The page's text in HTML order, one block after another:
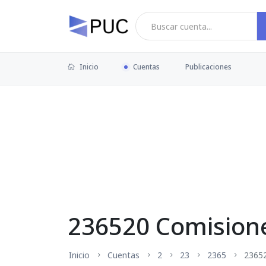
Inicio Cuentas Publicaciones
236520
Inicio Cuentas 2 23 2365